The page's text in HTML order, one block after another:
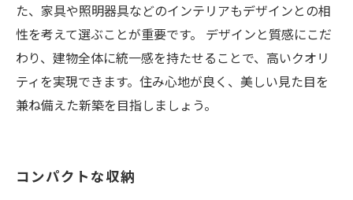
た、家具や照明器具などのインテリアもデザインとの相
性を考えて選ぶことが重要です。 デザインと質感にこだ
わり、建物全体に統一感を持たせることで、高いクオリ
ティを実現できます。住み心地が良く、美しい見た目を
兼ね備えた新築を目指しましょう。
コンパクトな収納